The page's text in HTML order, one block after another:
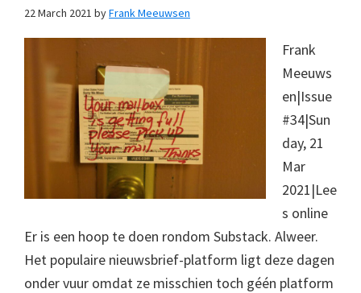
22 March 2021 byFrank Meeuwsen
Frank
Meeuws
en|Issue
#34|Sun
day, 21
Mar
2021|Lee
s online
Er is een hoop te doen rondom Substack. Alweer.
Het populaire nieuwsbrief-platform ligt deze dagen
onder vuur omdat ze misschien toch géén platform